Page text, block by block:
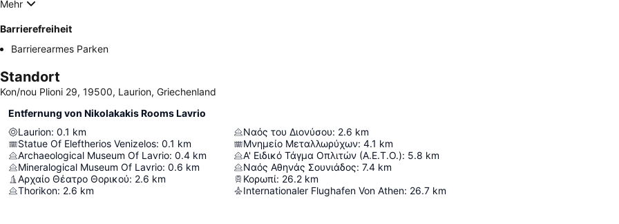
Mehr
Barrierefreiheit
Barrierearmes Parken
Standort
Kon/nou Plioni 29, 19500, Laurion, Griechenland
Entfernung von Nikolakakis Rooms Lavrio
Laurion: 0.1 km
Statue Of Eleftherios Venizelos: 0.1 km
Archaeological Museum Of Lavrio: 0.4 km
Mineralogical Museum Of Lavrio: 0.6 km
Αρχαίο Θέατρο Θορικού: 2.6 km
Thorikon: 2.6 km
Ναός του Διονύσου: 2.6 km
Μνημείο Μεταλλωρύχων: 4.1 km
Α' Ειδικό Τάγμα Οπλιτών (Α.Ε.Τ.Ο.): 5.8 km
Ναός Αθηνάς Σουνιάδος: 7.4 km
Κορωπί: 26.2 km
Internationaler Flughafen Von Athen: 26.7 km